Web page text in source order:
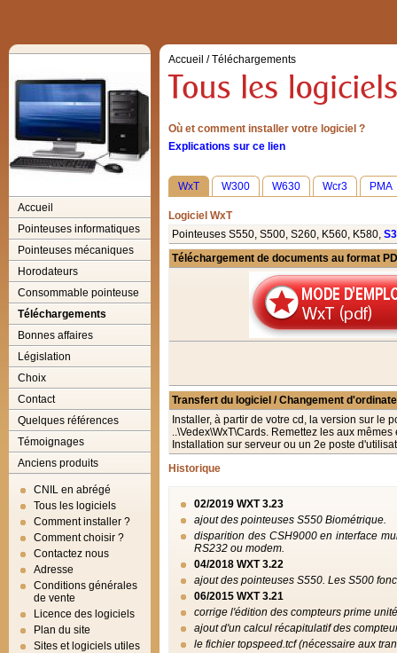
Accueil
Pointeuses informatiques
Pointeuses mécaniques
Horodateurs
Consommable pointeuse
Téléchargements
Bonnes affaires
Législation
Choix
Contact
Quelques références
Témoignages
Anciens produits
CNIL en abrégé
Tous les logiciels
Comment installer ?
Comment choisir ?
Contactez nous
Adresse
Conditions générales
de vente
Licence des logiciels
Plan du site
Sites et logiciels utiles
Accueil /Téléchargements
Où et comment installer votre logiciel ?
Explications sur ce lien
WxT W300 W630 Wcr3 PMA
Logiciel WxT
Pointeuses S550, S500, S260, K560, K580,
Téléchargement de documents au format
Transfert du logiciel / Changement
Installer, à partir de votre cd, la version sur le
..\Vedex\WxT\Cards. Remettez les aux
Installation sur serveur ou un 2e poste
Historique
02/2019 WXT 3.23
ajout des pointeuses S550 Biométrique.
disparition des CSH9000 en interface
RS232 ou modem.
04/2018 WXT 3.22
ajout des pointeuses S550. Les S500
06/2015 WXT 3.21
corrige l'édition des compteurs prime
ajout d'un calcul récapitulatif des
le fichier topspeed.tcf (nécessaire aux